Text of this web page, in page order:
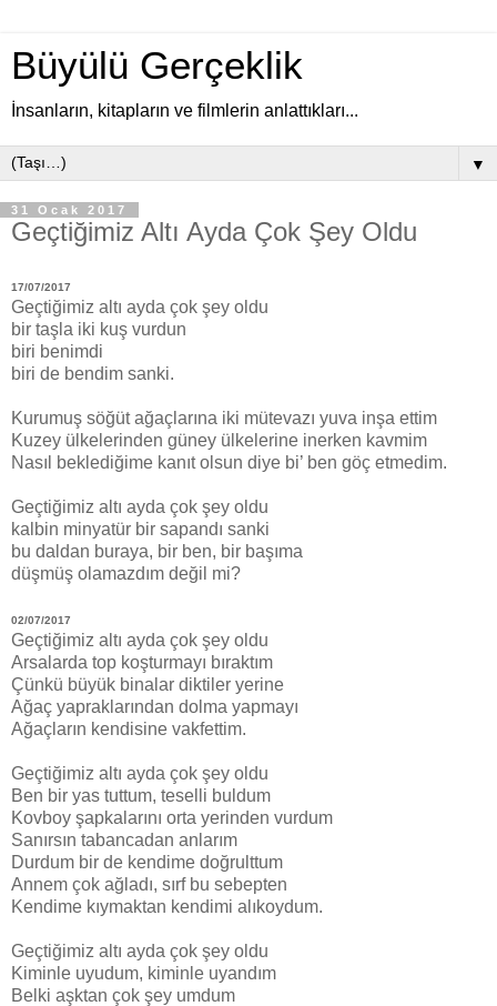
Büyülü Gerçeklik
İnsanların, kitapların ve filmlerin anlattıkları...
▼
31 Ocak 2017
Geçtiğimiz Altı Ayda Çok Şey Oldu
17/07/2017
Geçtiğimiz altı ayda çok şey oldu
bir taşla iki kuş vurdun
biri benimdi
biri de bendim sanki.
Kurumuş söğüt ağaçlarına iki mütevazı yuva inşa ettim
Kuzey ülkelerinden güney ülkelerine inerken kavmim
Nasıl beklediğime kanıt olsun diye bi’ ben göç etmedim.
Geçtiğimiz altı ayda çok şey oldu
kalbin minyatür bir sapandı sanki
bu daldan buraya, bir ben, bir başıma
düşmüş olamazdım değil mi?
02/07/2017
Geçtiğimiz altı ayda çok şey oldu
Arsalarda top koşturmayı bıraktım
Çünkü büyük binalar diktiler yerine
Ağaç yapraklarından dolma yapmayı
Ağaçların kendisine vakfettim.
Geçtiğimiz altı ayda çok şey oldu
Ben bir yas tuttum, teselli buldum
Kovboy şapkalarını orta yerinden vurdum
Sanırsın tabancadan anlarım
Durdum bir de kendime doğrulttum
Annem çok ağladı, sırf bu sebepten
Kendime kıymaktan kendimi alıkoydum.
Geçtiğimiz altı ayda çok şey oldu
Kiminle uyudum, kiminle uyandım
Belki aşktan çok şey umdum